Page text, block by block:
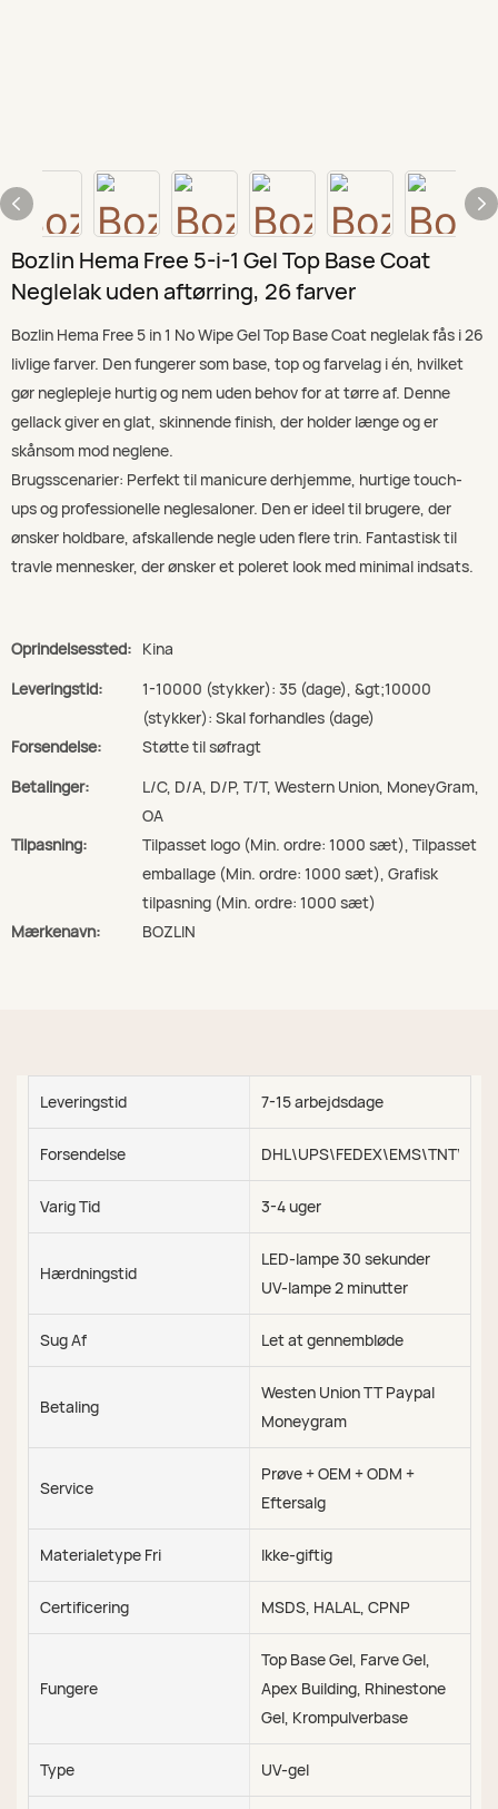
Bozlin Hema Free 5-i-1 Gel Top Base Coat
Neglelak uden aftørring, 26 farver
Bozlin Hema Free 5 in 1 No Wipe Gel Top Base Coat neglelak fås i 26
livlige farver. Den fungerer som base, top og farvelag i én, hvilket
gør neglepleje hurtig og nem uden behov for at tørre af. Denne
gellack giver en glat, skinnende finish, der holder længe og er
skånsom mod neglene.
Brugsscenarier: Perfekt til manicure derhjemme, hurtige touch-
ups og professionelle neglesaloner. Den er ideel til brugere, der
ønsker holdbare, afskallende negle uden flere trin. Fantastisk til
travle mennesker, der ønsker et poleret look med minimal indsats.
Oprindelsessted: Kina
Leveringstid:
1-10000 (stykker): 35 (dage), &gt;10000
(stykker): Skal forhandles (dage)
Forsendelse:
Støtte til søfragt
Betalinger:
L/C, D/A, D/P, T/T, Western Union, MoneyGram,
OA
Tilpasning:
Tilpasset logo (Min. ordre: 1000 sæt), Tilpasset
emballage (Min. ordre: 1000 sæt), Grafisk
tilpasning (Min. ordre: 1000 sæt)
Mærkenavn:
BOZLIN
Leveringstid 7-15 arbejdsdage
Forsendelse
Varig Tid 3-4 uger
Hærdningstid
LED-lampe 30 sekunder
UV-lampe 2 minutter
Sug Af Let at gennembløde
Betaling
Westen Union TT Paypal
Moneygram
Service
Prøve + OEM + ODM +
Eftersalg
Materialetype Fri Ikke-giftig
Certificering MSDS, HALAL, CPNP
Fungere
Top Base Gel, Farve Gel,
Apex Building, Rhinestone
Gel, Krompulverbase
Type UV-gel